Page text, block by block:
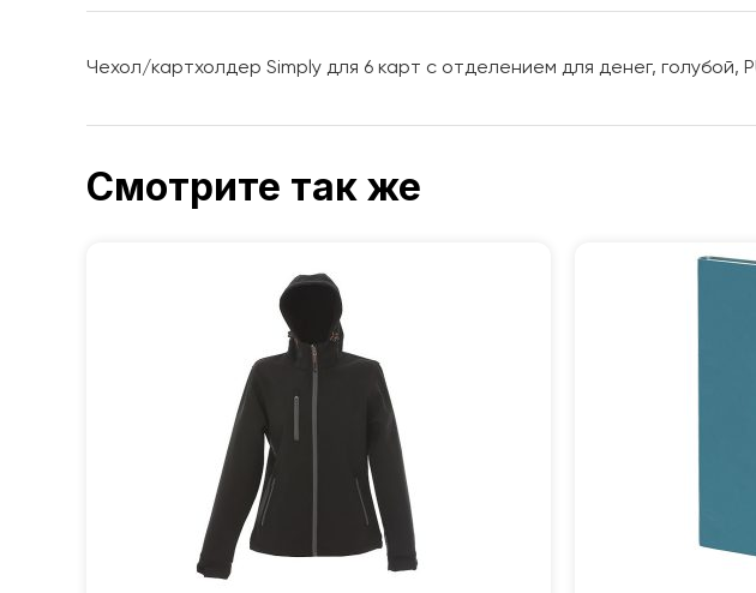
Чехол/картхолдер Simply для 6 карт с отделением для денег, голубой,
Смотрите так же